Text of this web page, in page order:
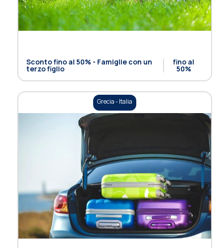
Sconto fino al 50% - Famiglie con un
terzo figlio
fino al
50%
Grecia - Italia